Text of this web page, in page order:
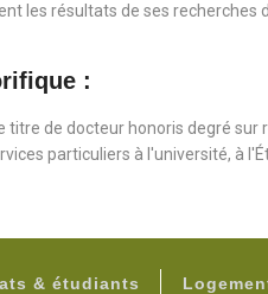
les résultats de ses
:
titre de docteur honoris degré
particuliers à l'université, à
& étudiants